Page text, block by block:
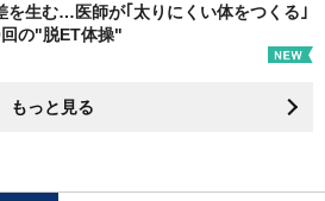
を生む…医師が｢太りにくい体をつくる｣
の"脱ET体操"
もっと見る